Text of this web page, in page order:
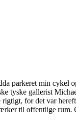
parkeret min cykel
tyske gallerist
for det var
til offentlige